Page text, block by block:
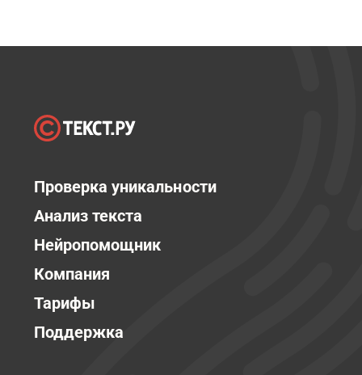
Проверка уникальности
Анализ текста
Нейропомощник
Компания
Тарифы
Поддержка